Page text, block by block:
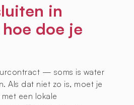
in
doe je
— soms is water
Als dat niet zo is, moet je
een lokale